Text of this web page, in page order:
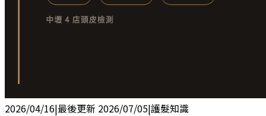
2026/04/16|最後更新 2026/07/05|護髮知識